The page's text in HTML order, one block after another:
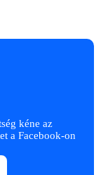
kéne az
a Facebook-on